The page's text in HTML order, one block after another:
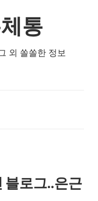
통
외 쏠쏠한 정보
블로그..은근